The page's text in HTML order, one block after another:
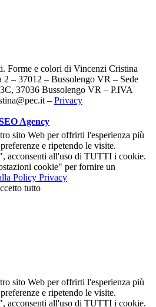
Forme e colori di Vincenzi Cristina
2 – 37012 – Bussolengo VR – Sede
37036 Bussolengo VR – P.IVA
– Privacy
Agency
sito Web per offrirti l'esperienza più
e ripetendo le visite.
acconsenti all'uso di TUTTI i cookie.
cookie" per fornire un
Policy Privacy
tutto
sito Web per offrirti l'esperienza più
e ripetendo le visite.
acconsenti all'uso di TUTTI i cookie.